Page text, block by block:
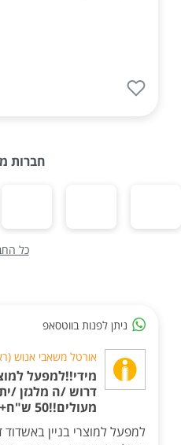
חברות
כל
ניתן לפנות בווטסאפ
אורטל משאבי אנוש
מידי!!למפעל
דרוש /ה מלגזן /
מעולים!!50 ש"ח+ארוחות!
למפעל למוצרי בניין